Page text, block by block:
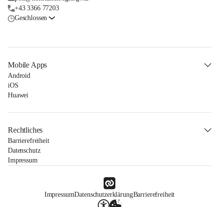
+43 3366 77203
Geschlossen
Mobile Apps
Android
iOS
Huawei
Rechtliches
Barrierefreiheit
Datenschutz
Impressum
ImpressumDatenschutzerklärungBarrierefreiheit